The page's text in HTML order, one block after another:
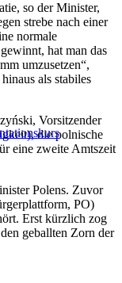
so der Minister,
strebe nach einer
normale
hat man das
umzusetzen“,
als stabiles
Vorsitzender
die polnische
eine zweite Amtszeit
Polens. Zuvor
PO)
Erst kürzlich zog
geballten Zorn der